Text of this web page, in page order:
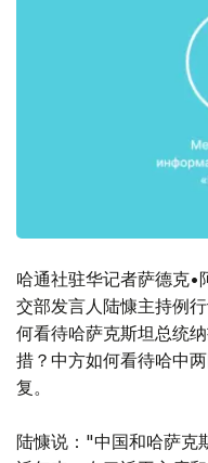
哈通社驻华记者萨德克•
交部发言人陆慷主持例
何看待哈萨克斯坦总统
措？中方如何看待哈中
复。
陆慷说："中国和哈萨克